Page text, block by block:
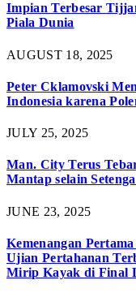
Impian Terbesar
Piala Dunia
AUGUST 18, 2025
Peter Cklamovski
Indonesia karena
JULY 25, 2025
Man. City Terus
Mantap selain
JUNE 23, 2025
Kemenangan
Ujian Pertahanan
Mirip Kayak di Final